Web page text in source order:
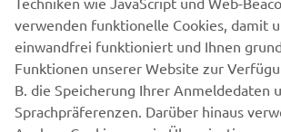
machine, 'The Corsa Scorcher' and a dirt
scrambler style bike, 'The Soil Scorpion'.
verwenden funktionelle Cookies, damit
einwandfrei funktioniert und Ihnen
Funktionen unserer Website zur
B. die Speicherung Ihrer Anmeldedaten
Sprachpräferenzen. Darüber hinaus